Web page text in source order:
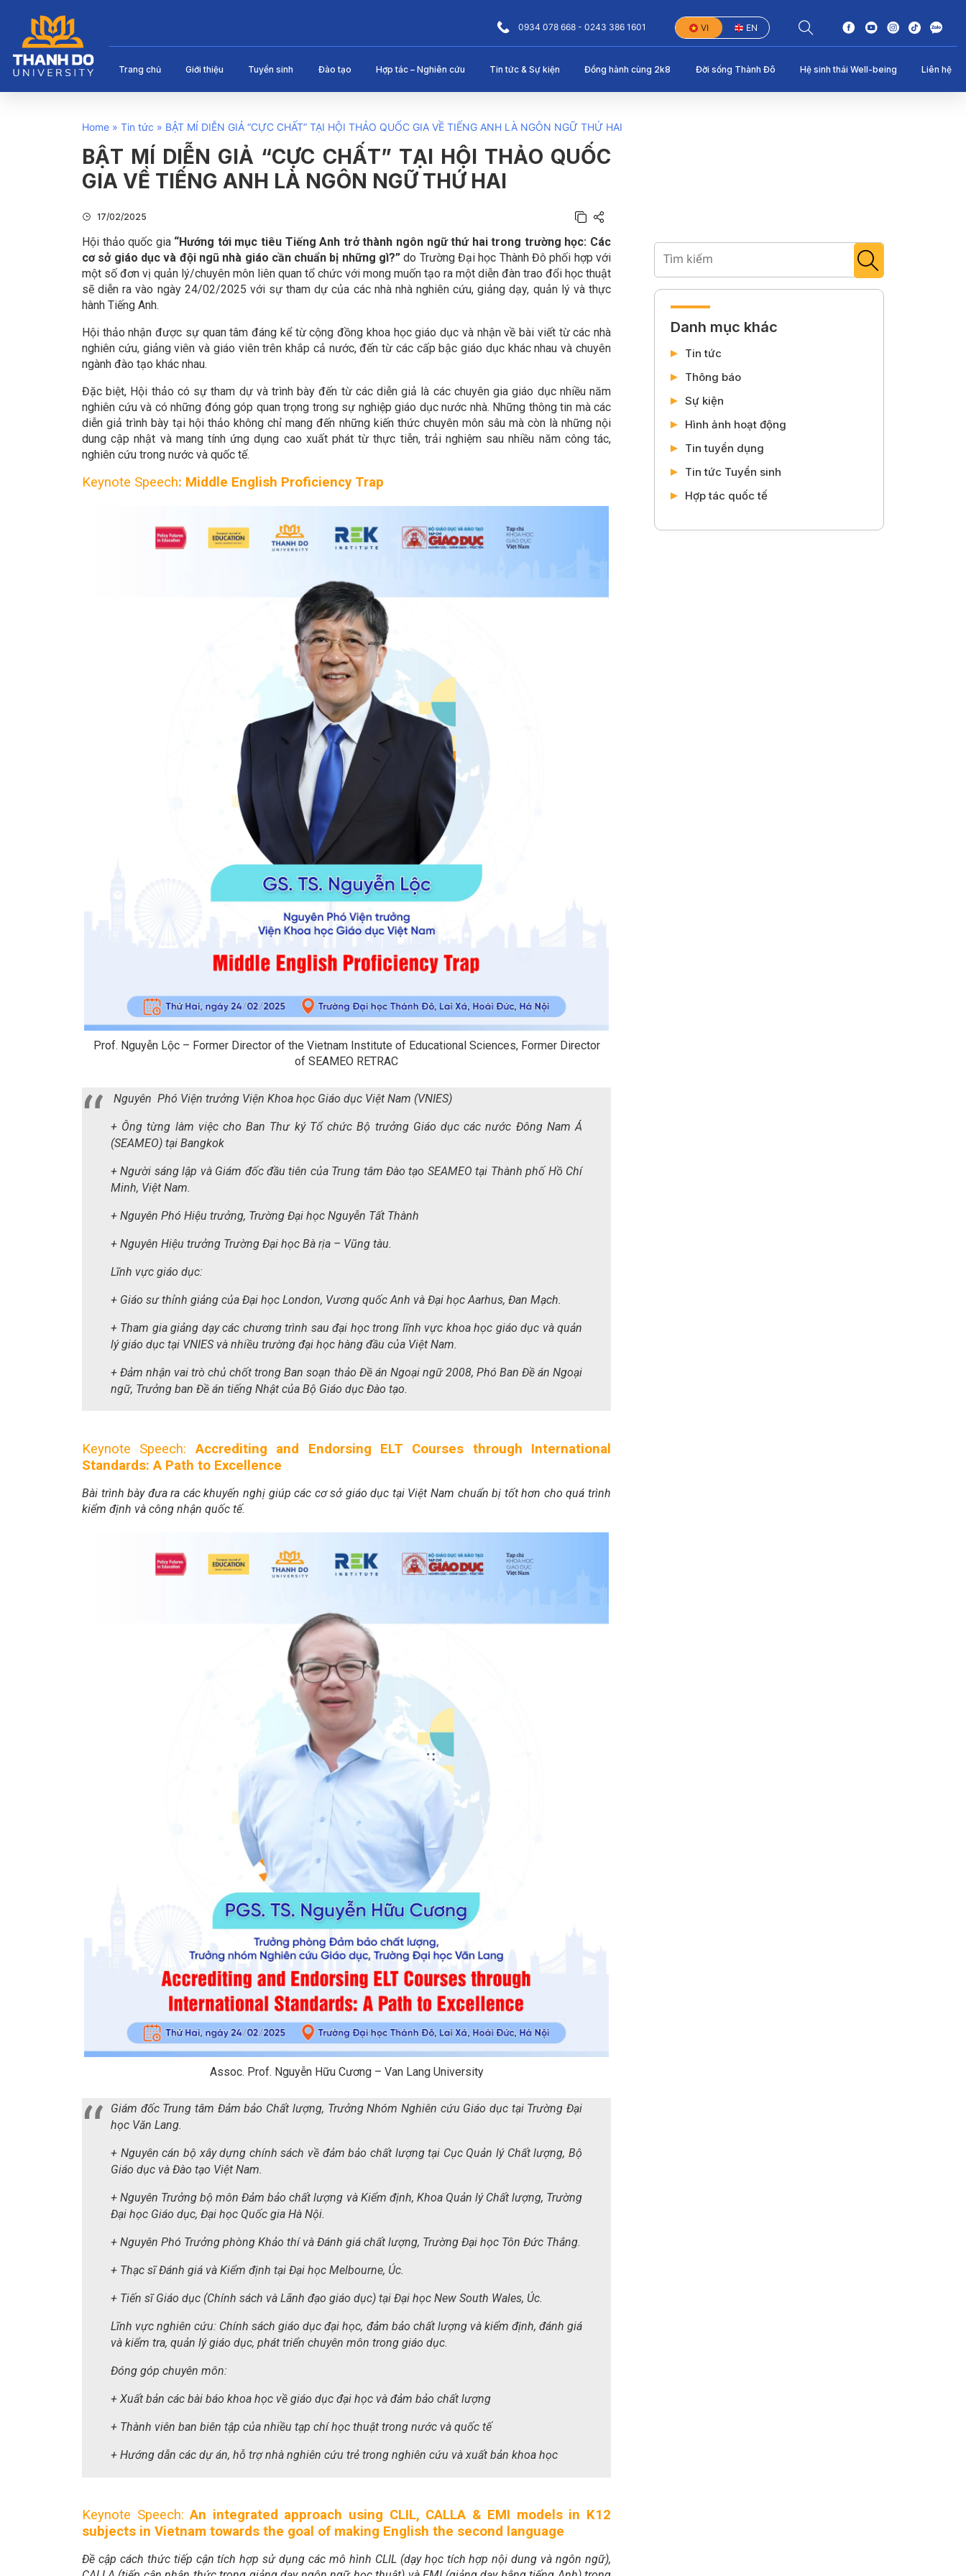
0934 078 668 - 0243 386 1601 VI EN
Trang chủ Giới thiệu Tuyển sinh Đào tạo Hợp tác – Nghiên cứu Tin tức & Sự kiện Đồng hành cùng 2k8 Đời sống Thành Đô Hệ sinh thái Well-being Liên hệ
Home » Tin tức » BẬT MÍ DIỄN GIẢ “CỰC CHẤT” TẠI HỘI THẢO QUỐC GIA VỀ TIẾNG ANH LÀ NGÔN NGỮ THỨ HAI
BẬT MÍ DIỄN GIẢ “CỰC CHẤT” TẠI HỘI THẢO QUỐC
GIA VỀ TIẾNG ANH LÀ NGÔN NGỮ THỨ HAI
17/02/2025
Hội thảo quốc gia “Hướng tới mục tiêu Tiếng Anh trở thành ngôn ngữ thứ hai trong trường học: Các
cơ sở giáo dục và đội ngũ nhà giáo cần chuẩn bị những gì?” do Trường Đại học Thành Đô phối hợp với
một số đơn vị quản lý/chuyên môn liên quan tổ chức với mong muốn tạo ra một diễn đàn trao đổi học thuật
sẽ diễn ra vào ngày 24/02/2025 với sự tham dự của các nhà nhà nghiên cứu, giảng dạy, quản lý và thực
hành Tiếng Anh.
Hội thảo nhận được sự quan tâm đáng kể từ cộng đồng khoa học giáo dục và nhận về bài viết từ các nhà
nghiên cứu, giảng viên và giáo viên trên khắp cả nước, đến từ các cấp bậc giáo dục khác nhau và chuyên
ngành đào tạo khác nhau.
Đặc biệt, Hội thảo có sự tham dự và trình bày đến từ các diễn giả là các chuyên gia giáo dục nhiều năm
nghiên cứu và có những đóng góp quan trọng trong sự nghiệp giáo dục nước nhà. Những thông tin mà các
diễn giả trình bày tại hội thảo không chỉ mang đến những kiến thức chuyên môn sâu mà còn là những nội
dung cập nhật và mang tính ứng dụng cao xuất phát từ thực tiễn, trải nghiệm sau nhiều năm công tác,
nghiên cứu trong nước và quốc tế.
Keynote Speech: Middle English Proficiency Trap
Prof. Nguyễn Lộc – Former Director of the Vietnam Institute of Educational Sciences, Former Director
of SEAMEO RETRAC
Nguyên Phó Viện trưởng Viện Khoa học Giáo dục Việt Nam (VNIES)
+ Ông từng làm việc cho Ban Thư ký Tổ chức Bộ trưởng Giáo dục các nước Đông Nam Á
(SEAMEO) tại Bangkok
+ Người sáng lập và Giám đốc đầu tiên của Trung tâm Đào tạo SEAMEO tại Thành phố Hồ Chí
Minh, Việt Nam.
+ Nguyên Phó Hiệu trưởng, Trường Đại học Nguyễn Tất Thành
+ Nguyên Hiệu trưởng Trường Đại học Bà rịa – Vũng tàu.
Lĩnh vực giáo dục:
+ Giáo sư thỉnh giảng của Đại học London, Vương quốc Anh và Đại học Aarhus, Đan Mạch.
+ Tham gia giảng dạy các chương trình sau đại học trong lĩnh vực khoa học giáo dục và quản
lý giáo dục tại VNIES và nhiều trường đại học hàng đầu của Việt Nam.
+ Đảm nhận vai trò chủ chốt trong Ban soạn thảo Đề án Ngoại ngữ 2008, Phó Ban Đề án Ngoại
ngữ, Trưởng ban Đề án tiếng Nhật của Bộ Giáo dục Đào tạo.
Keynote Speech:Accrediting and Endorsing ELT Courses through International
Standards: A Path to Excellence
Bài trình bày đưa ra các khuyến nghị giúp các cơ sở giáo dục tại Việt Nam chuẩn bị tốt hơn cho quá trình
kiểm định và công nhận quốc tế.
Assoc. Prof. Nguyễn Hữu Cương – Van Lang University
Giám đốc Trung tâm Đảm bảo Chất lượng, Trưởng Nhóm Nghiên cứu Giáo dục tại Trường Đại
học Văn Lang.
+ Nguyên cán bộ xây dựng chính sách về đảm bảo chất lượng tại Cục Quản lý Chất lượng, Bộ
Giáo dục và Đào tạo Việt Nam.
+ Nguyên Trưởng bộ môn Đảm bảo chất lượng và Kiểm định, Khoa Quản lý Chất lượng, Trường
Đại học Giáo dục, Đại học Quốc gia Hà Nội.
+ Nguyên Phó Trưởng phòng Khảo thí và Đánh giá chất lượng, Trường Đại học Tôn Đức Thắng.
+ Thạc sĩ Đánh giá và Kiểm định tại Đại học Melbourne, Úc.
+ Tiến sĩ Giáo dục (Chính sách và Lãnh đạo giáo dục) tại Đại học New South Wales, Úc.
Lĩnh vực nghiên cứu: Chính sách giáo dục đại học, đảm bảo chất lượng và kiểm định, đánh giá
và kiểm tra, quản lý giáo dục, phát triển chuyên môn trong giáo dục.
Đóng góp chuyên môn:
+ Xuất bản các bài báo khoa học về giáo dục đại học và đảm bảo chất lượng
+ Thành viên ban biên tập của nhiều tạp chí học thuật trong nước và quốc tế
+ Hướng dẫn các dự án, hỗ trợ nhà nghiên cứu trẻ trong nghiên cứu và xuất bản khoa học
Keynote Speech:An integrated approach using CLIL, CALLA & EMI models in K12
subjects in Vietnam towards the goal of making English the second language
Đề cập cách thức tiếp cận tích hợp sử dụng các mô hình CLIL (dạy học tích hợp nội dung và ngôn ngữ),
Danh mục khác
Tin tức
Thông báo
Sự kiện
Hình ảnh hoạt động
Tin tuyển dụng
Tin tức Tuyển sinh
Hợp tác quốc tế